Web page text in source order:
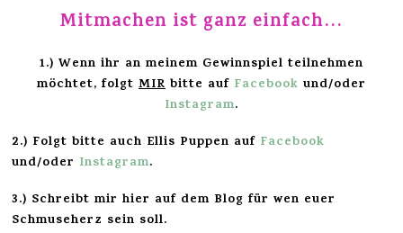
Mitmachen ist ganz einfach…
1.) Wenn ihr an meinem Gewinnspiel teilnehmen
möchtet, folgt MIR bitte auf Facebook und/oder
Instagram.
2.) Folgt bitte auch Ellis Puppen auf Facebook
und/oder Instagram.
3.) Schreibt mir hier auf dem Blog für wen euer
Schmuseherz sein soll.